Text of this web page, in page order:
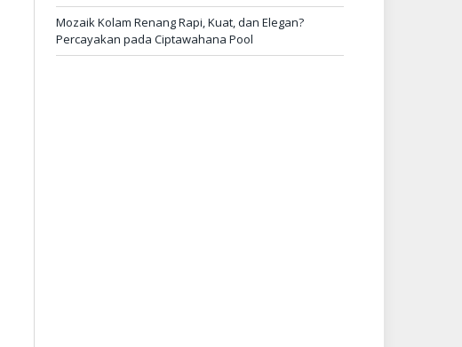
Mozaik Kolam Renang Rapi, Kuat, dan Elegan?
Percayakan pada Ciptawahana Pool